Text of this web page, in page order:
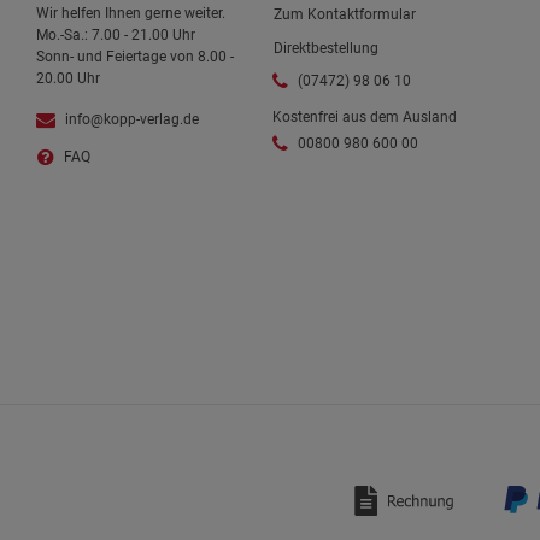
Wir helfen Ihnen gerne weiter.
Mo.-Sa.: 7.00 - 21.00 Uhr
Sonn- und Feiertage von 8.00 -
20.00 Uhr
info@kopp-verlag.de
FAQ
Zum Kontaktformular
Direktbestellung
(07472) 98 06 10
Kostenfrei aus dem Ausland
00800 980 600 00